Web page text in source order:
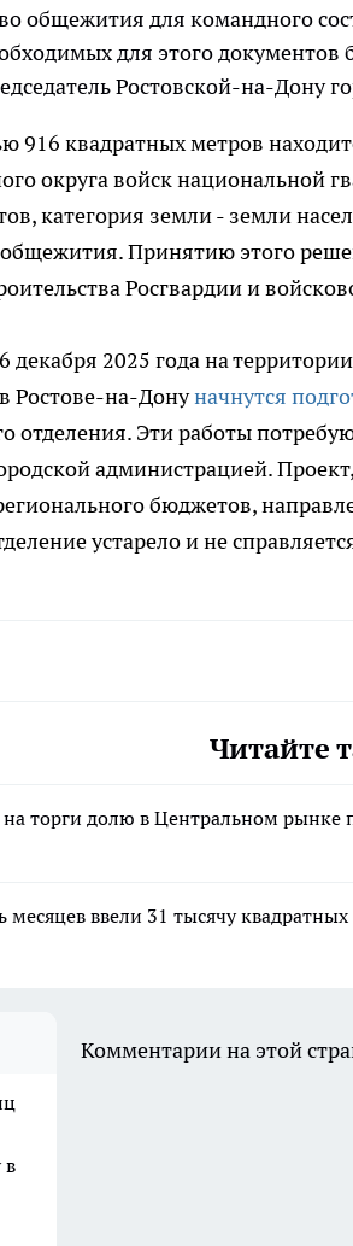
общежития для командного
для этого документов
Ростовской-на-Дону
916 квадратных метров
округа войск национальной
категория земли - земли
Принятию этого
Росгвардии и
декабря 2025 года на
на-Донуначнутся
отделения. Эти работы
администрацией.
бюджетов,
устарело и не
Читайте
на торги долю в Центральном рынке
месяцев ввели 31 тысячу
в
Комментарии на этой